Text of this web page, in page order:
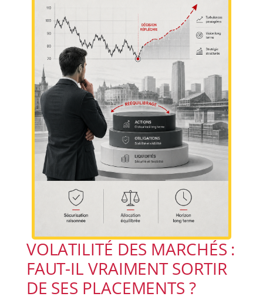
VOLATILITÉ DES MARCHÉS :
FAUT-IL VRAIMENT SORTIR
DE SES PLACEMENTS ?